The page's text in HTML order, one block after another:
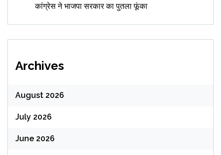
कांग्रेस ने भाजपा सरकार का पुतला फूंका
Archives
August 2026
July 2026
June 2026